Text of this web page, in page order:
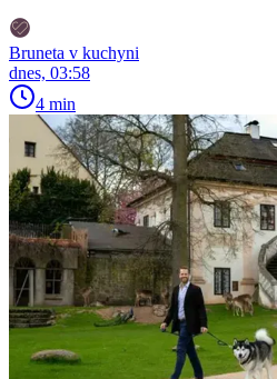
Bruneta v kuchyni
dnes, 03:58
4 min